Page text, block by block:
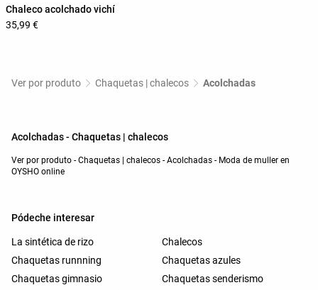
Chaleco acolchado vichí
35,99 €
Ver por produto Chaquetas | chalecos Acolchadas
Acolchadas - Chaquetas | chalecos
Ver por produto - Chaquetas | chalecos - Acolchadas - Moda de muller en
OYSHO online
Pódeche interesar
La sintética de rizo
Chalecos
Chaquetas runnning
Chaquetas azules
Chaquetas gimnasio
Chaquetas senderismo